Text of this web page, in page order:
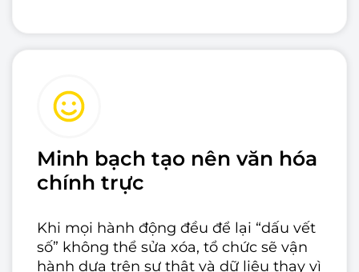
Minh bạch tạo nên văn hóa
chính trực
Khi mọi hành động đều để lại “dấu vết
số” không thể sửa xóa, tổ chức sẽ vận
hành dựa trên sự thật và dữ liệu thay vì